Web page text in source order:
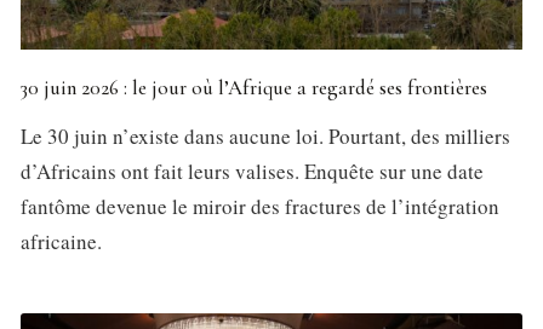
30 juin 2026 : le jour où l’Afrique a regardé ses frontières
Le 30 juin n’existe dans aucune loi. Pourtant, des milliers
d’Africains ont fait leurs valises. Enquête sur une date
fantôme devenue le miroir des fractures de l’intégration
africaine.